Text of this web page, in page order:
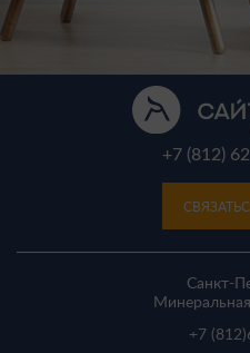
+7 (812)
Санкт-
+7 (812)